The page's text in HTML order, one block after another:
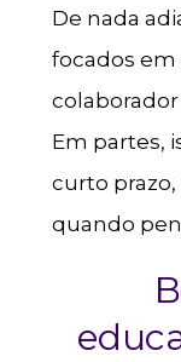
De nada
focados em
Em partes,
curto
quando